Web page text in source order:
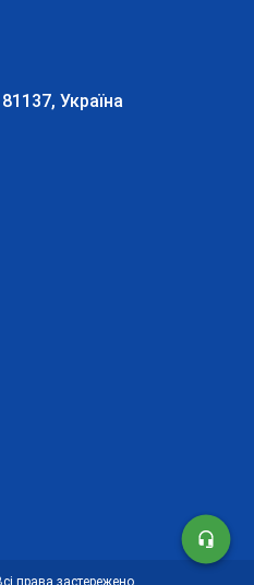
Україна
права застережено.